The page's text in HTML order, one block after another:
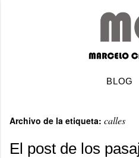
BLOG
Archivo de la etiqueta: calles
El post de los